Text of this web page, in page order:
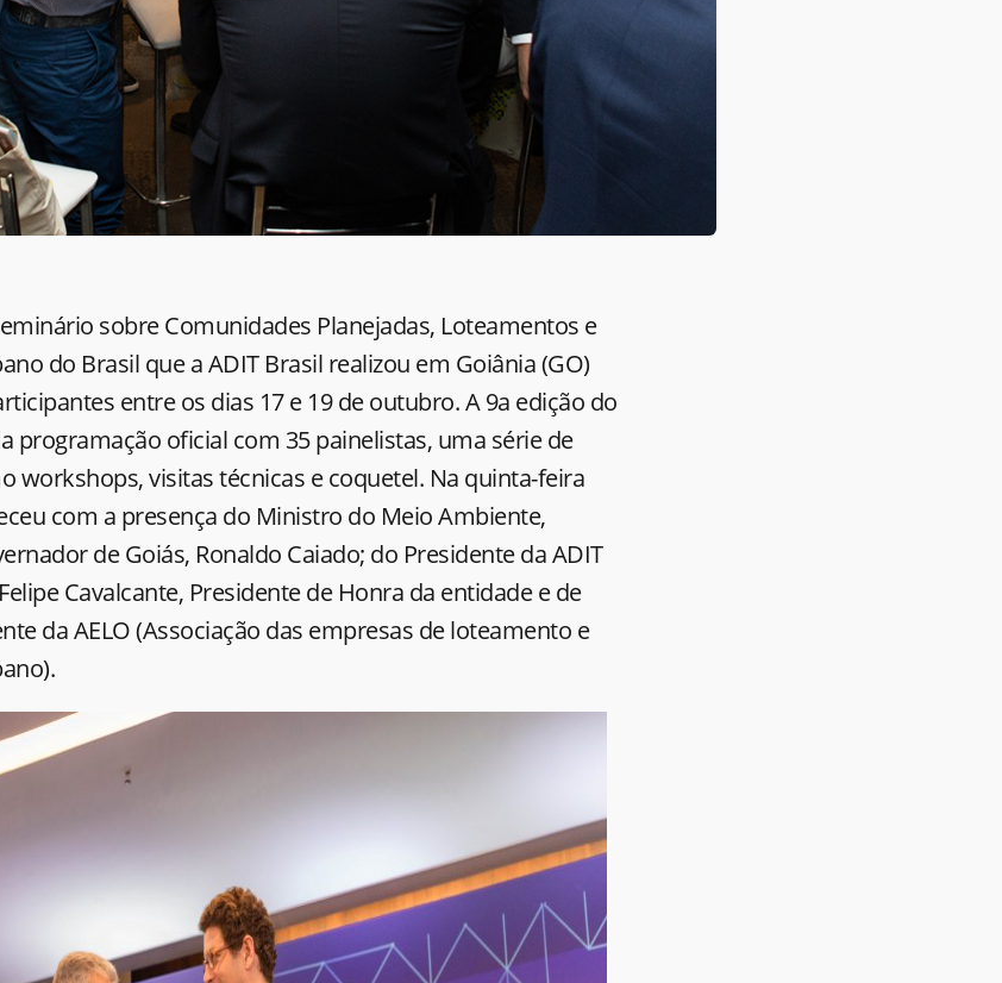
sobre Comunidades Planejadas, Loteamentos e
do Brasil que a ADIT Brasil realizou em Goiânia (GO)
entre os dias 17 e 19 de outubro. A 9a edição do
programação oficial com 35 painelistas, uma série de
workshops, visitas técnicas e coquetel. Na quinta-feira
com a presença do Ministro do Meio Ambiente,
de Goiás, Ronaldo Caiado; do Presidente da ADIT
Cavalcante, Presidente de Honra da entidade e de
da AELO (Associação das empresas de loteamento e